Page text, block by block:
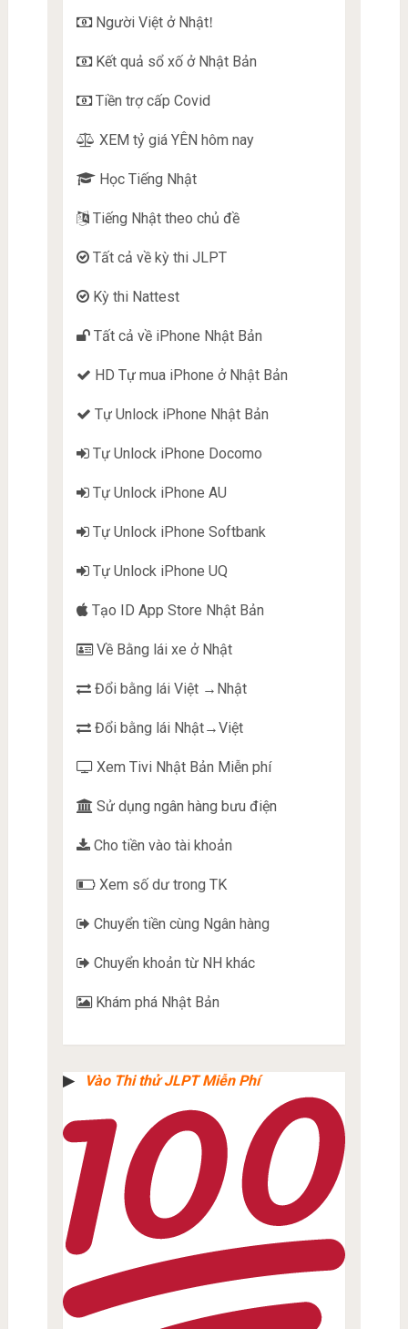
Người Việt ở Nhật!
Kết quả sổ xố ở Nhật Bản
Tiền trợ cấp Covid
XEM tỷ giá YÊN hôm nay
Học Tiếng Nhật
Tiếng Nhật theo chủ đề
Tất cả về kỳ thi JLPT
Kỳ thi Nattest
Tất cả về iPhone Nhật Bản
HD Tự mua iPhone ở Nhật Bản
Tự Unlock iPhone Nhật Bản
Tự Unlock iPhone Docomo
Tự Unlock iPhone AU
Tự Unlock iPhone Softbank
Tự Unlock iPhone UQ
Tạo ID App Store Nhật Bản
Về Bằng lái xe ở Nhật
Đổi bằng lái Việt →Nhật
Đổi bằng lái Nhật→Việt
Xem Tivi Nhật Bản Miễn phí
Sử dụng ngân hàng bưu điện
Cho tiền vào tài khoản
Xem số dư trong TK
Chuyển tiền cùng Ngân hàng
Chuyển khoản từ NH khác
Khám phá Nhật Bản
▶︎ Vào Thi thử JLPT Miễn Phí